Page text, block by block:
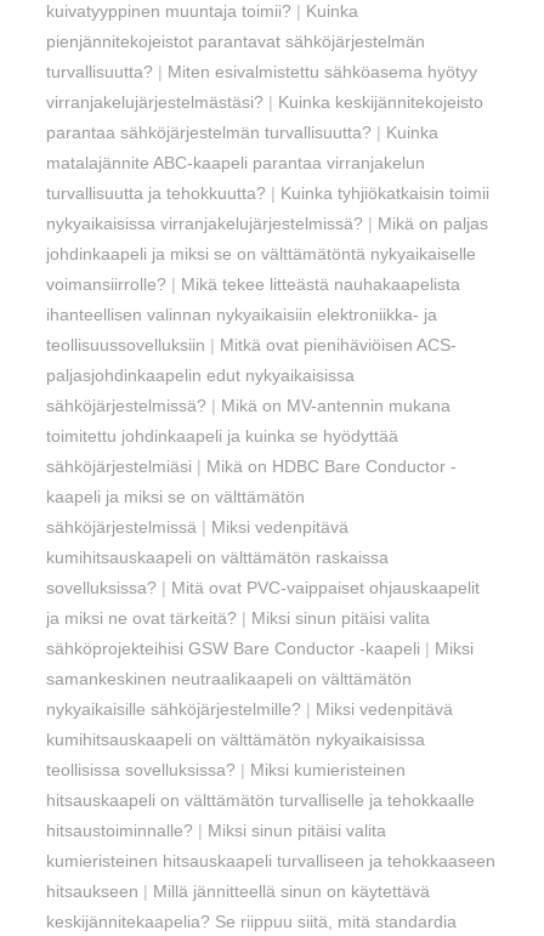
kuivatyyppinen muuntaja toimii? | Kuinka
pienjännitekojeistot parantavat sähköjärjestelmän
turvallisuutta? | Miten esivalmistettu sähköasema hyötyy
virranjakelujärjestelmästäsi? | Kuinka keskijännitekojeisto
parantaa sähköjärjestelmän turvallisuutta? | Kuinka
matalajännite ABC-kaapeli parantaa virranjakelun
turvallisuutta ja tehokkuutta? | Kuinka tyhjiökatkaisin toimii
nykyaikaisissa virranjakelujärjestelmissä? | Mikä on paljas
johdinkaapeli ja miksi se on välttämätöntä nykyaikaiselle
voimansiirrolle? | Mikä tekee litteästä nauhakaapelista
ihanteellisen valinnan nykyaikaisiin elektroniikka- ja
teollisuussovelluksiin | Mitkä ovat pienihäviöisen ACS-
paljasjohdinkaapelin edut nykyaikaisissa
sähköjärjestelmissä? | Mikä on MV-antennin mukana
toimitettu johdinkaapeli ja kuinka se hyödyttää
sähköjärjestelmiäsi | Mikä on HDBC Bare Conductor -
kaapeli ja miksi se on välttämätön
sähköjärjestelmissä | Miksi vedenpitävä
kumihitsauskaapeli on välttämätön raskaissa
sovelluksissa? | Mitä ovat PVC-vaippaiset ohjauskaapelit
ja miksi ne ovat tärkeitä? | Miksi sinun pitäisi valita
sähköprojekteihisi GSW Bare Conductor -kaapeli | Miksi
samankeskinen neutraalikaapeli on välttämätön
nykyaikaisille sähköjärjestelmille? | Miksi vedenpitävä
kumihitsauskaapeli on välttämätön nykyaikaisissa
teollisissa sovelluksissa? | Miksi kumieristeinen
hitsauskaapeli on välttämätön turvalliselle ja tehokkaalle
hitsaustoiminnalle? | Miksi sinun pitäisi valita
kumieristeinen hitsauskaapeli turvalliseen ja tehokkaaseen
hitsaukseen | Millä jännitteellä sinun on käytettävä
keskijännitekaapelia? Se riippuu siitä, mitä standardia